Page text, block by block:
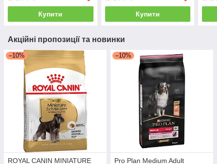
Купити Купити
Акційні пропозиції та новинки
–10%
ROYAL CANIN MINIATURE
–10%
Pro Plan Medium Adult